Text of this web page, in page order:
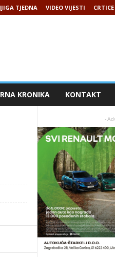
TJEDNA VIDEO VIJESTI
KRONIKA KONTAKT
-